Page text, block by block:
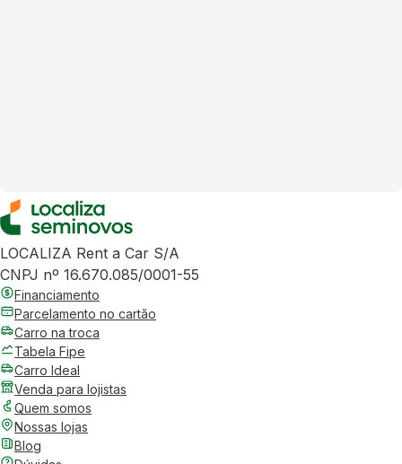
LOCALIZA Rent a Car S/A
CNPJ nº 16.670.085/0001-55
Financiamento
Parcelamento no cartão
Carro na troca
Tabela Fipe
Carro Ideal
Venda para lojistas
Quem somos
Nossas lojas
Blog